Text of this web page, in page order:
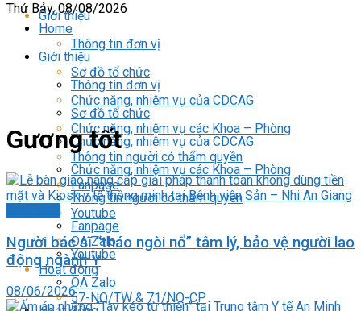
Thứ Bảy, 08/08/2026
Giới thiệu
Thông tin đơn vị
Sơ đồ tổ chức
Chức năng, nhiệm vụ của CDCAG
Chức năng, nhiệm vụ các Khoa – Phòng
Thông tin người có thẩm quyền
Fanpage
Youtube
OA Zalo
Hoạt động
57-NQ/TW & 71/NQ-CP
Home
Giới thiệu
Thông tin đơn vị
Sơ đồ tổ chức
Chức năng, nhiệm vụ của CDCAG
Chức năng, nhiệm vụ các Khoa – Phòng
Thông tin người có thẩm quyền
Fanpage
Youtube
OA Zalo
Gương tốt
Người bác sĩ “tháo ngòi nổ” tâm lý, bảo vệ người lao
động ngành Y
08/06/2026